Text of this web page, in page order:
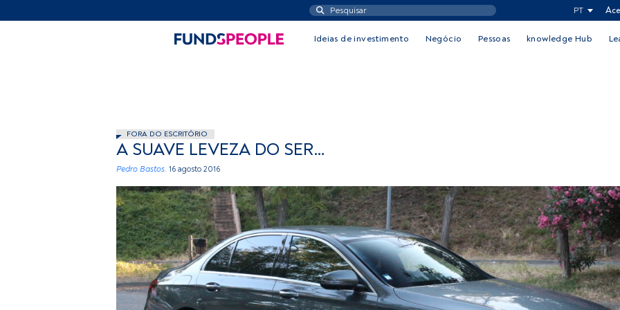
PT
Ideias de investimento Negócio Pessoas knowledge Hub
FORA DO ESCRITÓRIO
A SUAVE LEVEZA DO SER…
Pedro Bastos. 16 agosto 2016